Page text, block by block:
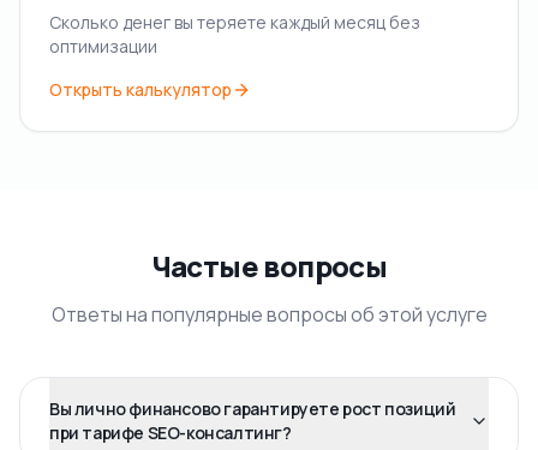
Сколько денег вы теряете каждый месяц без
оптимизации
Открыть калькулятор
Частые вопросы
Ответы на популярные вопросы об этой услуге
Вы лично финансово гарантируете рост позиций
при тарифе SEO-консалтинг?